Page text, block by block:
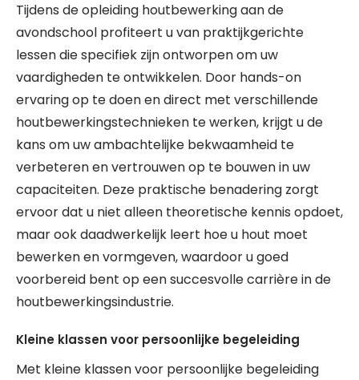
Tijdens de opleiding houtbewerking aan de
avondschool profiteert u van praktijkgerichte
lessen die specifiek zijn ontworpen om uw
vaardigheden te ontwikkelen. Door hands-on
ervaring op te doen en direct met verschillende
houtbewerkingstechnieken te werken, krijgt u de
kans om uw ambachtelijke bekwaamheid te
verbeteren en vertrouwen op te bouwen in uw
capaciteiten. Deze praktische benadering zorgt
ervoor dat u niet alleen theoretische kennis opdoet,
maar ook daadwerkelijk leert hoe u hout moet
bewerken en vormgeven, waardoor u goed
voorbereid bent op een succesvolle carrière in de
houtbewerkingsindustrie.
Kleine klassen voor persoonlijke begeleiding
Met kleine klassen voor persoonlijke begeleiding